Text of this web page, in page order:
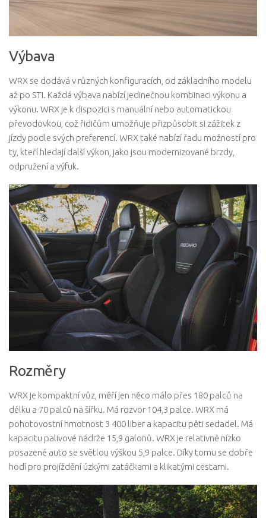
Výbava
WRX se dodává v různých konfiguracích, od základního modelu
až po STI. Každá výbava nabízí jedinečnou kombinaci výkonu a
výkonu. WRX je k dispozici s manuální nebo automatickou
převodovkou, což řidičům umožňuje přizpůsobit si zážitek z
jízdy podle svých preferencí. WRX také nabízí řadu možností pro
ty, kteří hledají další výkon, jako jsou modernizované brzdy,
odpružení a výfuk.
Rozměry
WRX je kompaktní vůz, měří jen něco málo přes 180 palců na
délku a 70 palců na šířku. Má rozvor 104,3 palce. WRX má
pohotovostní hmotnost 3 400 liber a kapacitu pěti sedadel. Má
kapacitu palivové nádrže 15,9 galonů. WRX je relativně nízko
posazené auto se světlou výškou 5,9 palce. Díky tomu se dobře
hodí pro projíždění úzkými zatáčkami a klikatými cestami.